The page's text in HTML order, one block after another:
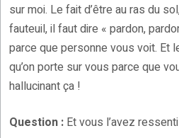
sur moi. Le fait d’être au ras du
fauteuil, il faut dire « pardon,
parce que personne vous voit. Et
qu’on porte sur vous parce que
hallucinant ça !
Question : Et vous l’avez